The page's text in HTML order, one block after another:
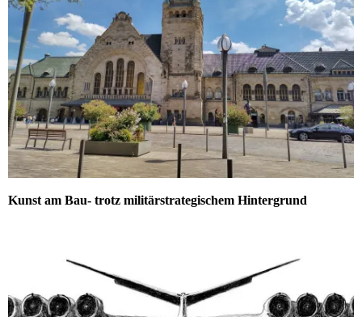
Kunst am Bau- trotz militärstrategischem Hintergrund